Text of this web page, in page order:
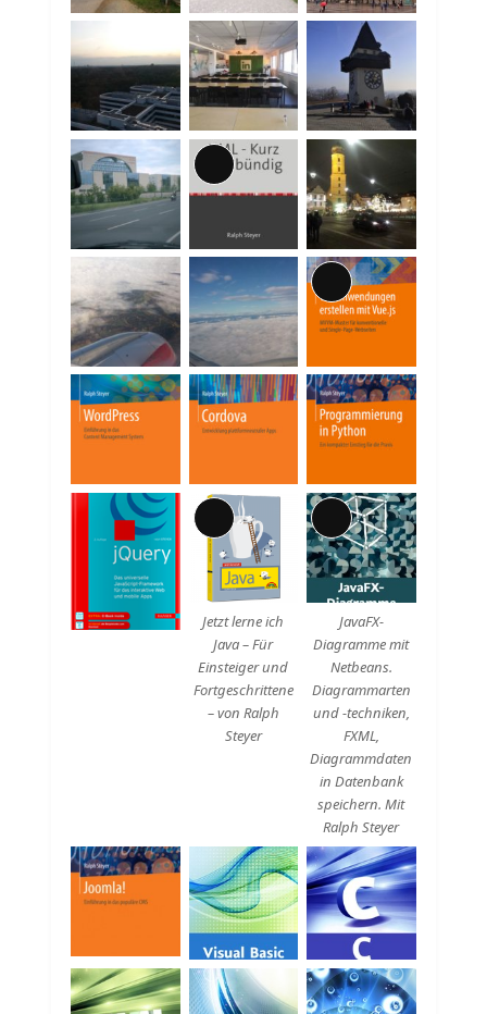
Lange
Beschreibung
Lange
Beschreibung
Lange
Beschreibung
Jetzt lerne ich
Java – Für
Einsteiger und
Fortgeschrittene
– von Ralph
Steyer
Lange
Beschreibung
JavaFX-
Diagramme mit
Netbeans.
Diagrammarten
und -techniken,
FXML,
Diagrammdaten
in Datenbank
speichern. Mit
Ralph Steyer